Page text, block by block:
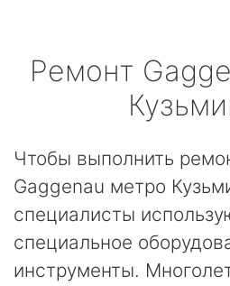
Ремонт
Чтобы выполнить
Gaggenau метро
специалисты
специальное
инструменты.